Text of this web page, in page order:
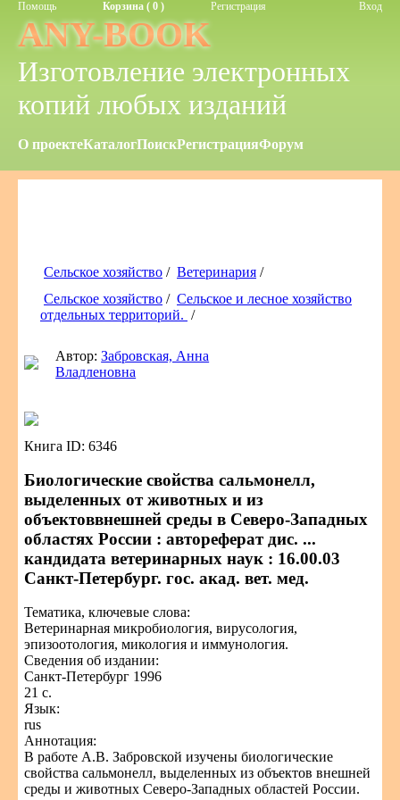
Помощь Корзина ( 0 ) Регистрация Вход
ANY-BOOK
Изготовление электронных
копий любых изданий
О проектеКаталогПоискРегистрацияФорум
Сельское хозяйство / Ветеринария /
Сельское хозяйство / Сельское и лесное хозяйство
отдельных территорий. /
Автор:Забровская, Анна
Владленовна
Книга ID: 6346
Биологические свойства сальмонелл,
выделенных от животных и из
объектоввнешней среды в Северо-Западных
областях России : автореферат дис. ...
кандидата ветеринарных наук : 16.00.03
Санкт-Петербург. гос. акад. вет. мед.
Тематика, ключевые слова:
Ветеринарная микробиология, вирусология,
эпизоотология, микология и иммунология.
Сведения об издании:
Санкт-Петербург 1996
21 с.
Язык:
rus
Аннотация:
В работе А.В. Забровской изучены биологические
свойства сальмонелл, выделенных из объектов внешней
среды и животных Северо-Западных областей России.